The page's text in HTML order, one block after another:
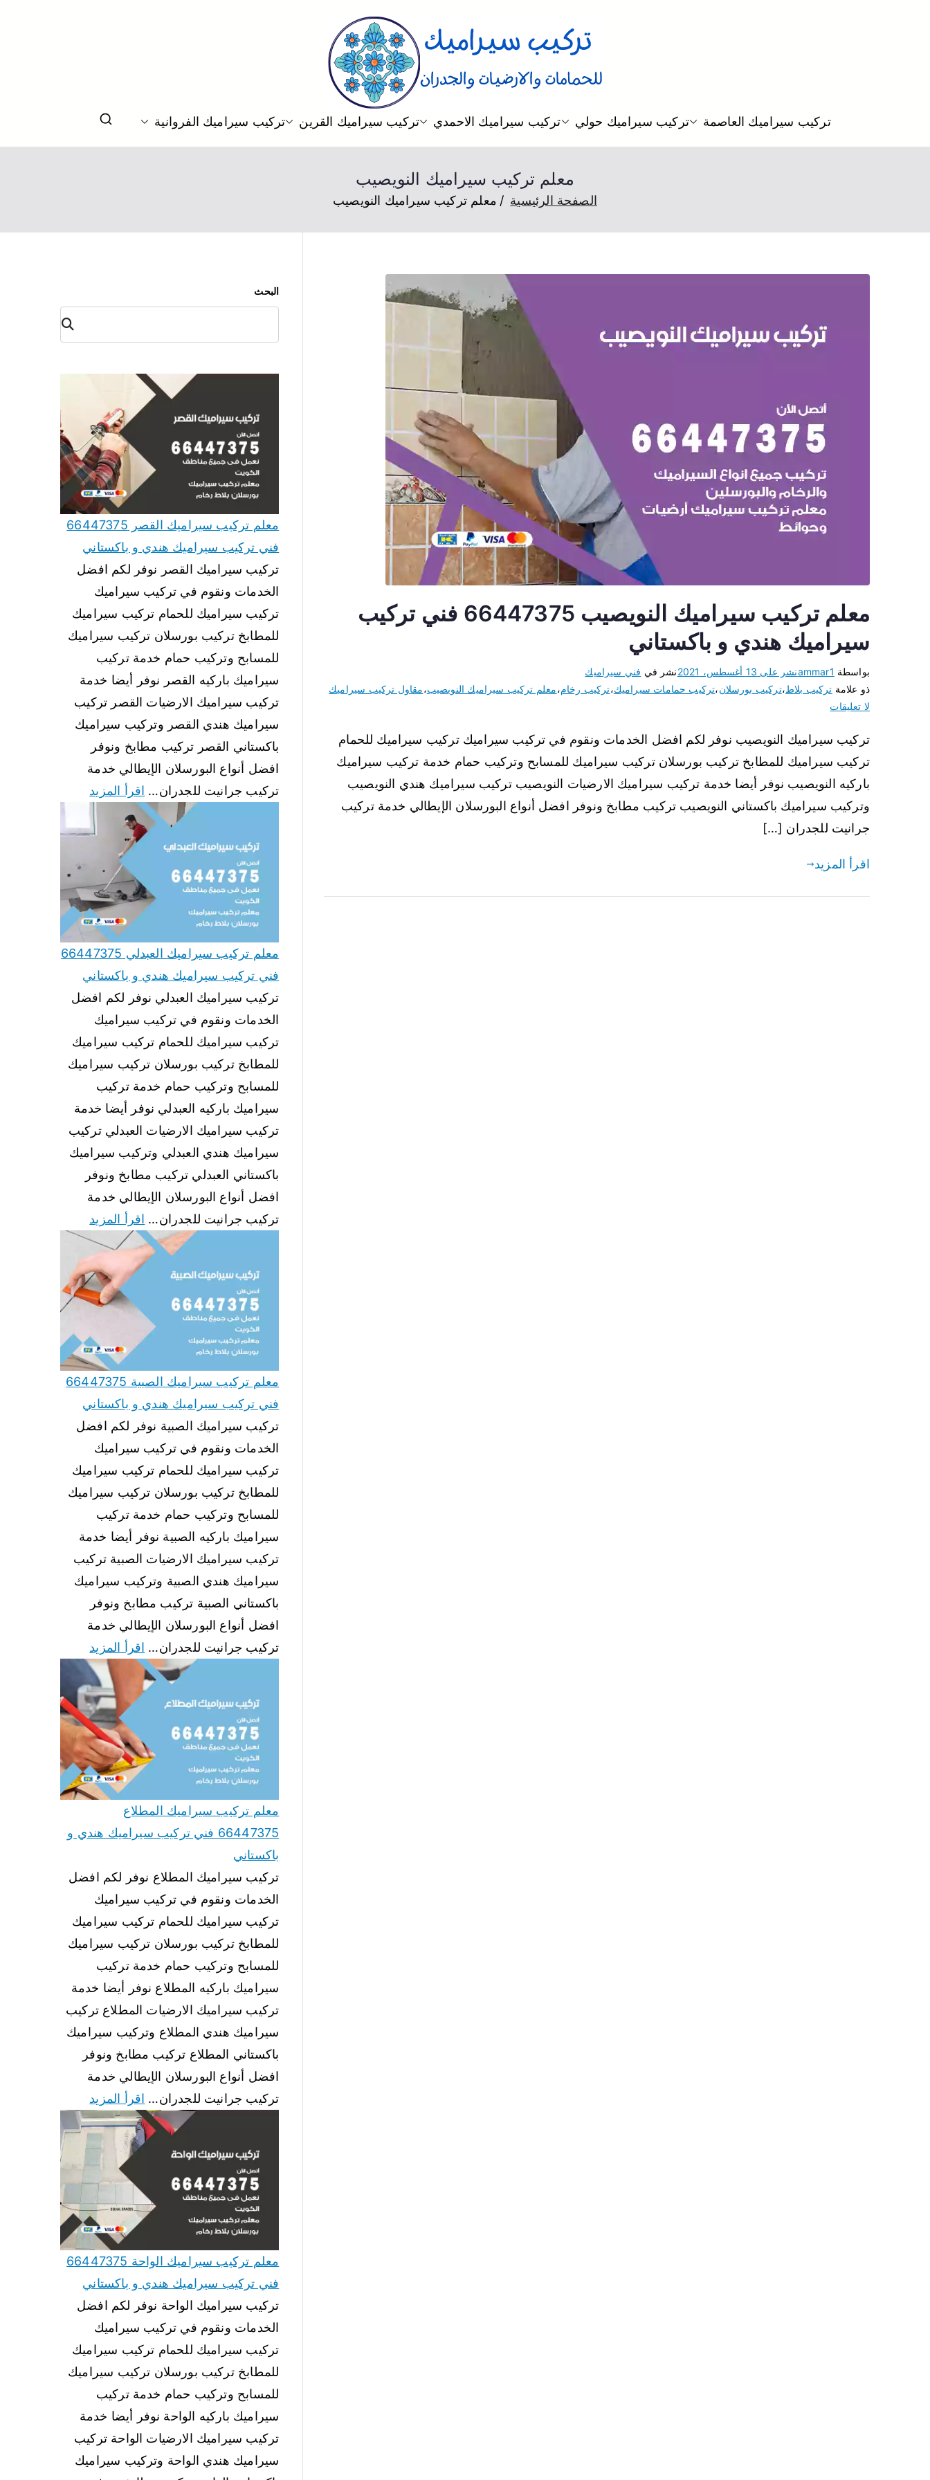
تركيب سيراميك
فني تركيب سيراميك للارضيات و الحمام والجدران تركيب سيراميك العاصمة تركيب سيراميك حولي تركيب سيراميك الاحمدي تركيب سيراميك القرين تركيب سيراميك الفروانية
معلم تركيب سيراميك النويصيب
الصفحة الرئيسية معلم تركيب سيراميك النويصيب
معلم تركيب سيراميك النويصيب 66447375 فني تركيب
سيراميك هندي و باكستاني
بواسطة ammar1نشر على 13 أغسطس، 2021 نشر في فني سيراميك
ذو علامة تركيب بلاط،تركيب بورسلان،تركيب حمامات سيراميك،تركيب رخام،معلم تركيب سيراميك النويصيب،مقاول تركيب سيراميك
لا تعليقات
تركيب سيراميك النويصيب نوفر لكم افضل الخدمات ونقوم في تركيب سيراميك تركيب سيراميك للحمام
تركيب سيراميك للمطابخ تركيب بورسلان تركيب سيراميك للمسابح وتركيب حمام خدمة تركيب سيراميك
باركيه النويصيب نوفر أيضا خدمة تركيب سيراميك الارضيات النويصيب تركيب سيراميك هندي النويصيب
وتركيب سيراميك باكستاني النويصيب تركيب مطابخ ونوفر افضل أنواع البورسلان الإيطالي خدمة تركيب
جرانيت للجدران […]
اقرأ المزيد
البحث
البح
ث
معلم تركيب سيراميك القصر 66447375
فني تركيب سيراميك هندي و باكستاني
تركيب سيراميك القصر نوفر لكم افضل
الخدمات ونقوم في تركيب سيراميك
تركيب سيراميك للحمام تركيب سيراميك
للمطابخ تركيب بورسلان تركيب سيراميك
للمسابح وتركيب حمام خدمة تركيب
سيراميك باركيه القصر نوفر أيضا خدمة
تركيب سيراميك الارضيات القصر تركيب
سيراميك هندي القصر وتركيب سيراميك
باكستاني القصر تركيب مطابخ ونوفر
افضل أنواع البورسلان الإيطالي خدمة
تركيب جرانيت للجدران… اقرأ المزيد
معلم تركيب سيراميك العبدلي 66447375
فني تركيب سيراميك هندي و باكستاني
تركيب سيراميك العبدلي نوفر لكم افضل
الخدمات ونقوم في تركيب سيراميك
تركيب سيراميك للحمام تركيب سيراميك
للمطابخ تركيب بورسلان تركيب سيراميك
للمسابح وتركيب حمام خدمة تركيب
سيراميك باركيه العبدلي نوفر أيضا خدمة
تركيب سيراميك الارضيات العبدلي تركيب
سيراميك هندي العبدلي وتركيب سيراميك
باكستاني العبدلي تركيب مطابخ ونوفر
افضل أنواع البورسلان الإيطالي خدمة
تركيب جرانيت للجدران… اقرأ المزيد
معلم تركيب سيراميك الصبية 66447375
فني تركيب سيراميك هندي و باكستاني
تركيب سيراميك الصبية نوفر لكم افضل
الخدمات ونقوم في تركيب سيراميك
تركيب سيراميك للحمام تركيب سيراميك
للمطابخ تركيب بورسلان تركيب سيراميك
للمسابح وتركيب حمام خدمة تركيب
سيراميك باركيه الصبية نوفر أيضا خدمة
تركيب سيراميك الارضيات الصبية تركيب
سيراميك هندي الصبية وتركيب سيراميك
باكستاني الصبية تركيب مطابخ ونوفر
افضل أنواع البورسلان الإيطالي خدمة
تركيب جرانيت للجدران… اقرأ المزيد
معلم تركيب سيراميك المطلاع
66447375 فني تركيب سيراميك هندي و
باكستاني
تركيب سيراميك المطلاع نوفر لكم افضل
الخدمات ونقوم في تركيب سيراميك
تركيب سيراميك للحمام تركيب سيراميك
للمطابخ تركيب بورسلان تركيب سيراميك
للمسابح وتركيب حمام خدمة تركيب
سيراميك باركيه المطلاع نوفر أيضا خدمة
تركيب سيراميك الارضيات المطلاع تركيب
سيراميك هندي المطلاع وتركيب سيراميك
باكستاني المطلاع تركيب مطابخ ونوفر
افضل أنواع البورسلان الإيطالي خدمة
تركيب جرانيت للجدران… اقرأ المزيد
معلم تركيب سيراميك الواحة 66447375
فني تركيب سيراميك هندي و باكستاني
تركيب سيراميك الواحة نوفر لكم افضل
الخدمات ونقوم في تركيب سيراميك
تركيب سيراميك للحمام تركيب سيراميك
للمطابخ تركيب بورسلان تركيب سيراميك
للمسابح وتركيب حمام خدمة تركيب
سيراميك باركيه الواحة نوفر أيضا خدمة
تركيب سيراميك الارضيات الواحة تركيب
سيراميك هندي الواحة وتركيب سيراميك